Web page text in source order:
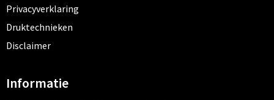
Privacyverklaring
Druktechnieken
Disclaimer
Informatie